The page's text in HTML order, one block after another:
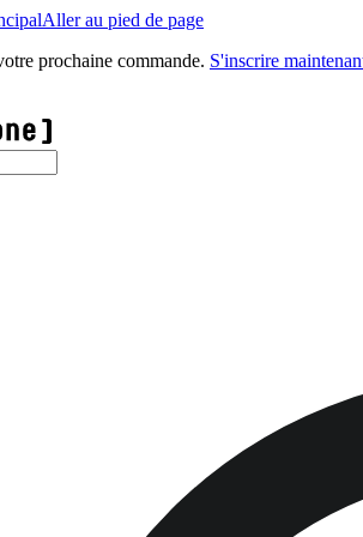
Aller au pied de page
prochaine commande. S'inscrire